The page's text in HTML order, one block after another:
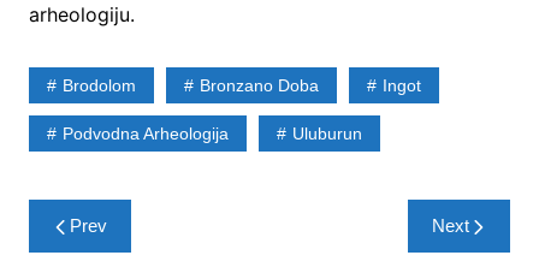
arheologiju.
Brodolom Bronzano Doba Ingot
Podvodna Arheologija Uluburun
Post
navigation
Prev Next